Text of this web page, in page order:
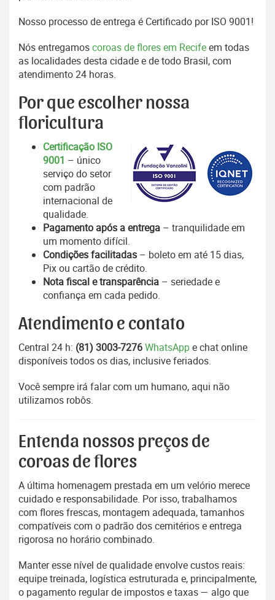
Nosso processo de entrega é Certificado por ISO 9001!
Nós entregamoscoroas de flores em Recifeem todas
as localidades desta cidade e de todo Brasil, com
atendimento 24 horas.
Por que escolher nossa
floricultura
Certificação ISO
9001 – único
serviço do setor
com padrão
internacional de
qualidade.
Pagamento após a entrega – tranquilidade em
um momento difícil.
Condições facilitadas – boleto em até 15 dias,
Pix ou cartão de crédito.
Nota fiscal e transparência – seriedade e
confiança em cada pedido.
Atendimento e contato
Central 24 h: (81) 3003-7276WhatsAppe chat online
disponíveis todos os dias, inclusive feriados.
Você sempre irá falar com um humano, aqui não
utilizamos robôs.
Entenda nossos preços de
coroas de flores
A última homenagem prestada em um velório merece
cuidado e responsabilidade. Por isso, trabalhamos
com flores frescas, montagem adequada, tamanhos
compatíveis com o padrão dos cemitérios e entrega
rigorosa no horário combinado.
Manter esse nível de qualidade envolve custos reais:
equipe treinada, logística estruturada e, principalmente,
o pagamento regular de impostos e taxas — algo que